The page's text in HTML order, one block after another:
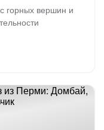
с горных вершин и